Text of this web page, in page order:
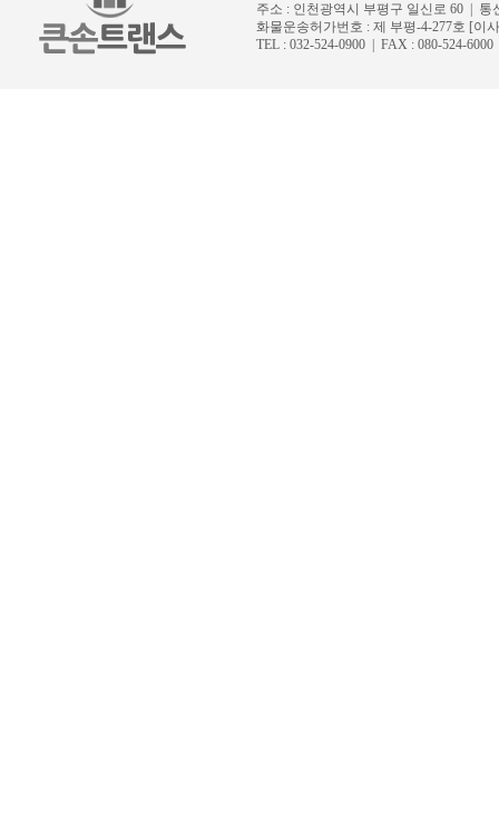
주소 : 인천광역시 부평구 일신로 60 | 통
화물운송허가번호 : 제 부평-4-277호 [이
TEL : 032-524-0900 | FAX : 080-524-6000